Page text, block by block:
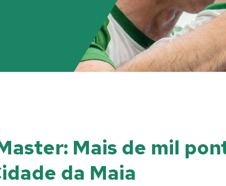
Mais de mil
da Maia